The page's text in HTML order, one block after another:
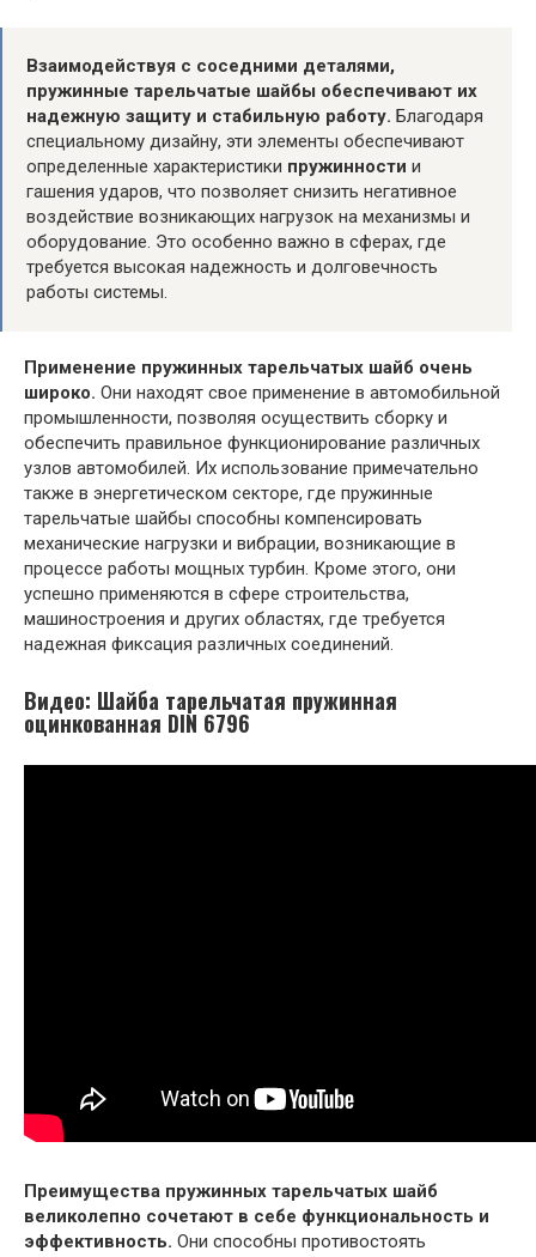
Взаимодействуя с соседними деталями,
пружинные тарельчатые шайбы обеспечивают их
надежную защиту и стабильную работу. Благодаря
специальному дизайну, эти элементы обеспечивают
определенные характеристики пружинности и
гашения ударов, что позволяет снизить негативное
воздействие возникающих нагрузок на механизмы и
оборудование. Это особенно важно в сферах, где
требуется высокая надежность и долговечность
работы системы.
Применение пружинных тарельчатых шайб очень
широко. Они находят свое применение в автомобильной
промышленности, позволяя осуществить сборку и
обеспечить правильное функционирование различных
узлов автомобилей. Их использование примечательно
также в энергетическом секторе, где пружинные
тарельчатые шайбы способны компенсировать
механические нагрузки и вибрации, возникающие в
процессе работы мощных турбин. Кроме этого, они
успешно применяются в сфере строительства,
машиностроения и других областях, где требуется
надежная фиксация различных соединений.
Видео: Шайба тарельчатая пружинная
оцинкованная DIN 6796
Преимущества пружинных тарельчатых шайб
великолепно сочетают в себе функциональность и
эффективность. Они способны противостоять